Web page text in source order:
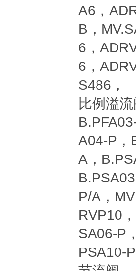
A6，
B，
6，
6，
S486，
比例溢
A04-P，
A，
P/A，
RVP10
SA06-P
PSA10-